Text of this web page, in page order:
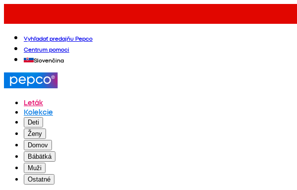
Vyhľadať predajňu Pepco
Centrum pomoci
Slovenčina
Leták
Kolekcie
Deti
Ženy
Domov
Bábätká
Muži
Ostatné